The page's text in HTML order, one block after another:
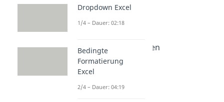
Excel Zellen verbinden
Excel Zelle teilen
Excel Spalten verschieben
Dauer: 02:40
Dropdown Excel
1/4 – Dauer: 02:18
Bedingte
Formatierung
Excel
2/4 – Dauer: 04:19